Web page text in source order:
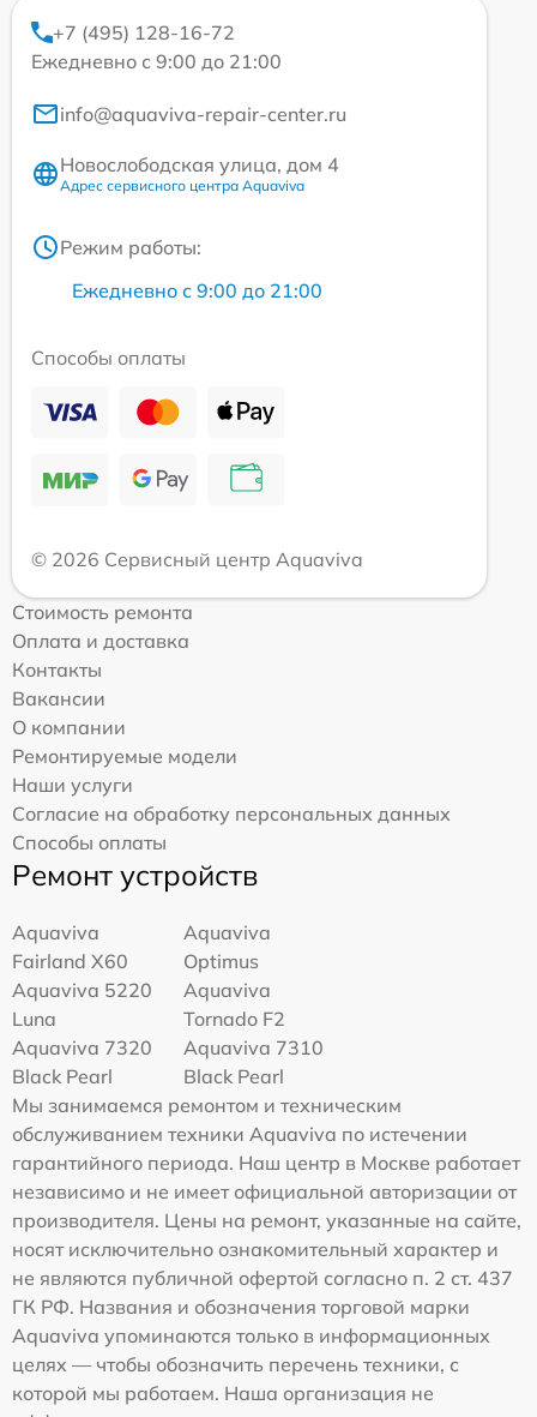
+7 (495) 128-16-72
Ежедневно с 9:00 до 21:00
info@aquaviva-repair-center.ru
Новослободская улица, дом 4
Адрес сервисного центра Aquaviva
Режим работы:
Ежедневно с 9:00 до 21:00
Способы оплаты
© 2026 Сервисный центр Aquaviva
Стоимость ремонта
Оплата и доставка
Контакты
Вакансии
О компании
Ремонтируемые модели
Наши услуги
Согласие на обработку персональных данных
Способы оплаты
Ремонт устройств
Aquaviva
Fairland X60
Aquaviva
Optimus
Aquaviva 5220
Luna
Aquaviva
Tornado F2
Aquaviva 7320
Black Pearl
Aquaviva 7310
Black Pearl
Мы занимаемся ремонтом и техническим
обслуживанием техники Aquaviva по истечении
гарантийного периода. Наш центр в Москве работает
независимо и не имеет официальной авторизации от
производителя. Цены на ремонт, указанные на сайте,
носят исключительно ознакомительный характер и
не являются публичной офертой согласно п. 2 ст. 437
ГК РФ. Названия и обозначения торговой марки
Aquaviva упоминаются только в информационных
целях — чтобы обозначить перечень техники, с
которой мы работаем. Наша организация не